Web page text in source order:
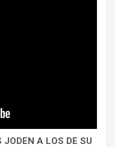
A LOS DE SU